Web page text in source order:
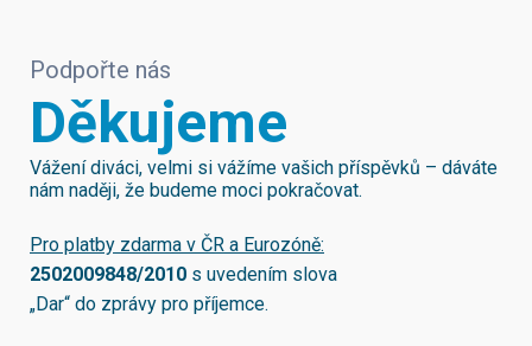
Podpořte nás
Děkujeme
Vážení diváci, velmi si vážíme vašich příspěvků – dáváte
nám naději, že budeme moci pokračovat.
Pro platby zdarma v ČR a Eurozóně:
2502009848/2010 s uvedením slova
„Dar“ do zprávy pro příjemce.